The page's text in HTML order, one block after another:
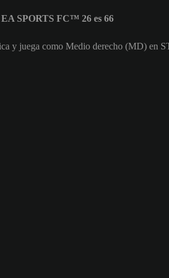
SPORTS FC™ 26 es 66
y juega como Medio derecho (MD) en